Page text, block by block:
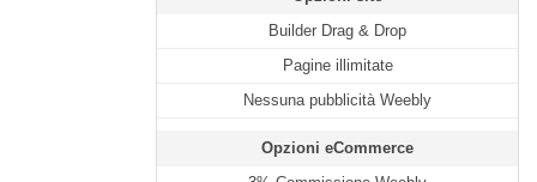
Builder Drag & Drop
Pagine illimitate
Nessuna pubblicità Weebly
Opzioni eCommerce